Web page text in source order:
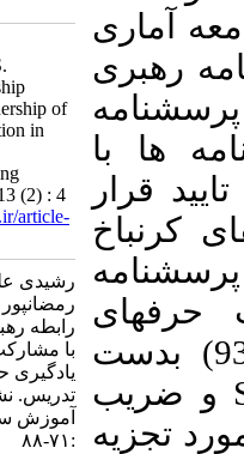
Rashidi A, bahrami F,
Ramzanpour Mahneh S.
Examining the relationship
between intelligent leadership of
managers and participation in
professional learning
communities and teaching
emotions. MEO 2024; 13 (2) :
URL:http://journalieaa.ir/article-
1-663-fa.html
علی، بهرامی فاطمه،
مهنه سمیه. بررسی
رهبری هوشمندانه مدیران
مشارکت در اجتماعات
حرفه ای و هیجانات
نشریه مديريت بر
آموزش سازمانها. ۱۴۰۳; ۱۳ (۲)